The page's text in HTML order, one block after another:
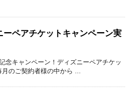
ーペアチケットキャンペーン実
念キャンペーン！ディズニーペアチケッ
月のご契約者様の中から ...